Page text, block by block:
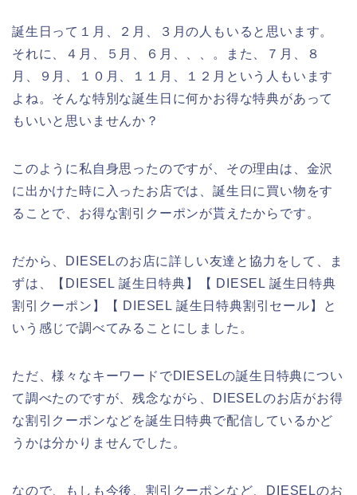
誕生日って１月、２月、３月の人もいると思います。
それに、４月、５月、６月、、、。また、７月、８
月、９月、１０月、１１月、１２月という人もいます
よね。そんな特別な誕生日に何かお得な特典があって
もいいと思いませんか？
このように私自身思ったのですが、その理由は、金沢
に出かけた時に入ったお店では、誕生日に買い物をす
ることで、お得な割引クーポンが貰えたからです。
だから、DIESELのお店に詳しい友達と協力をして、ま
ずは、【DIESEL 誕生日特典】【 DIESEL 誕生日特典
割引クーポン】【 DIESEL 誕生日特典割引セール】と
いう感じで調べてみることにしました。
ただ、様々なキーワードでDIESELの誕生日特典につい
て調べたのですが、残念ながら、DIESELのお店がお得
な割引クーポンなどを誕生日特典で配信しているかど
うかは分かりませんでした。
なので、もしも今後、割引クーポンなど、DIESELのお